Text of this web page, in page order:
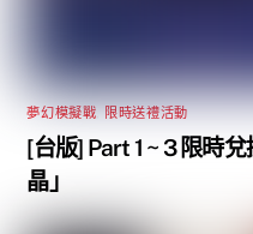
夢幻模擬戰 限時送禮活動
[台版] Part 1 ~ 3 限時
晶」